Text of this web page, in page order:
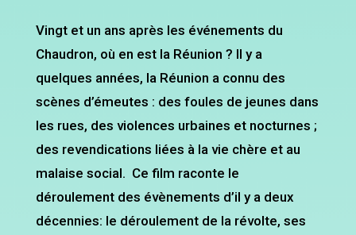
Vingt et un ans après les événements du
Chaudron, où en est la Réunion ? Il y a
quelques années, la Réunion a connu des
scènes d’émeutes : des foules de jeunes dans
les rues, des violences urbaines et nocturnes ;
des revendications liées à la vie chère et au
malaise social. Ce film raconte le
déroulement des évènements d’il y a deux
décennies: le déroulement de la révolte, ses